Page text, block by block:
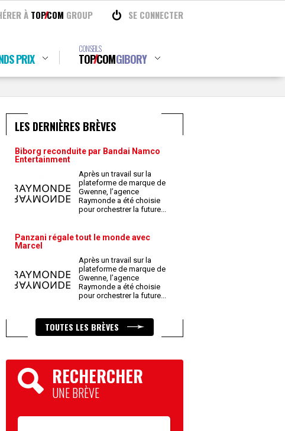
À TOPCOM GROUP SE CONNECTER
PRIX
CONSEILS
TOPCOMGIBORY
LES DERNIÈRES BRÈVES
Biborg reconduite par Bandai Namco
Entertainment
Après un travail sur la
plateforme de marque de
Gwenne, l’agence
Raymonde a été choisie
pour orchestrer la future...
Panzani régale tout le monde avec
Marcel
Après un travail sur la
plateforme de marque de
Gwenne, l’agence
Raymonde a été choisie
pour orchestrer la future...
TOUTES LES BRÈVES
RECHERCHER
UNE BRÈVE